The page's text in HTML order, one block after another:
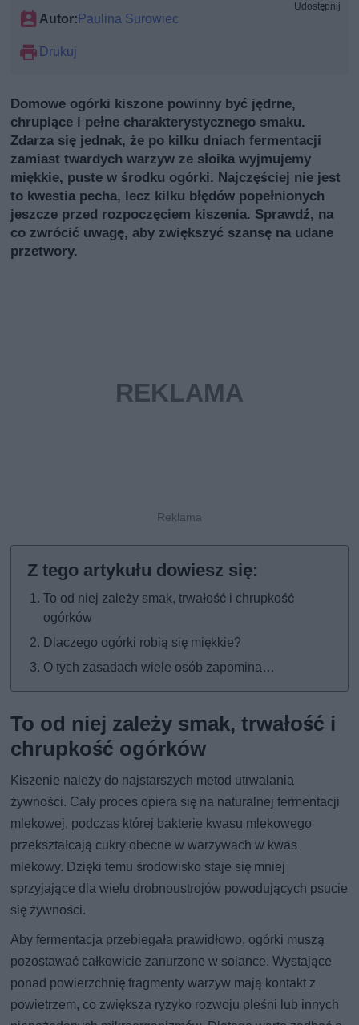
Autor: Paulina Surowiec
Drukuj
Udostępnij
Domowe ogórki kiszone powinny być jędrne,
chrupiące i pełne charakterystycznego smaku.
Zdarza się jednak, że po kilku dniach fermentacji
zamiast twardych warzyw ze słoika wyjmujemy
miękkie, puste w środku ogórki. Najczęściej nie jest
to kwestia pecha, lecz kilku błędów popełnionych
jeszcze przed rozpoczęciem kiszenia. Sprawdź, na
co zwrócić uwagę, aby zwiększyć szansę na udane
przetwory.
To od niej zależy smak, trwałość i chrupkość
ogórków
Dlaczego ogórki robią się miękkie?
O tych zasadach wiele osób zapomina…
To od niej zależy smak, trwałość i
chrupkość ogórków
Kiszenie należy do najstarszych metod utrwalania
żywności. Cały proces opiera się na naturalnej fermentacji
mlekowej, podczas której bakterie kwasu mlekowego
przekształcają cukry obecne w warzywach w kwas
mlekowy. Dzięki temu środowisko staje się mniej
sprzyjające dla wielu drobnoustrojów powodujących psucie
się żywności.
Aby fermentacja przebiegała prawidłowo, ogórki muszą
pozostawać całkowicie zanurzone w solance. Wystające
ponad powierzchnię fragmenty warzyw mają kontakt z
powietrzem, co zwiększa ryzyko rozwoju pleśni lub innych